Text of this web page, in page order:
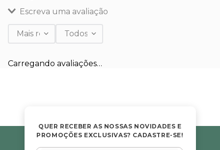
Escreva uma avaliação
Título
★★★★★
Seu nome
Mais recentesTodos
Carregando avaliações…
QUER RECEBER AS NOSSAS NOVIDADES E
PROMOÇÕES EXCLUSIVAS? CADASTRE-SE!